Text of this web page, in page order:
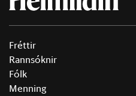
Fréttir
Rannsóknir
Fólk
Menning